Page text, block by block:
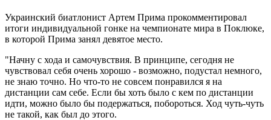
Украинский биатлонист Артем Прима прокомментировал
итоги индивидуальной гонке на чемпионате мира в Поклюке,
в которой Прима занял девятое место.
"Начну с хода и самочувствия. В принципе, сегодня не
чувствовал себя очень хорошо - возможно, подустал немного,
не знаю точно. Но что-то не совсем понравился я на
дистанции сам себе. Если бы хоть было с кем по дистанции
идти, можно было бы подержаться, побороться. Ход чуть-чуть
не такой, как был до этого.